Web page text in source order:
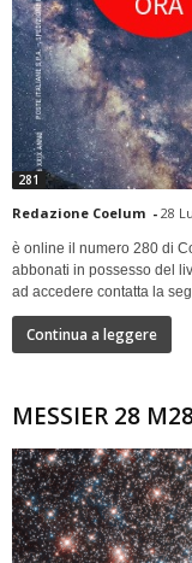
281
Redazione Coelum - 28
è online il numero 280 di
abbonati in possesso del
ad accedere contatta la
Continua a leggere
MESSIER 28